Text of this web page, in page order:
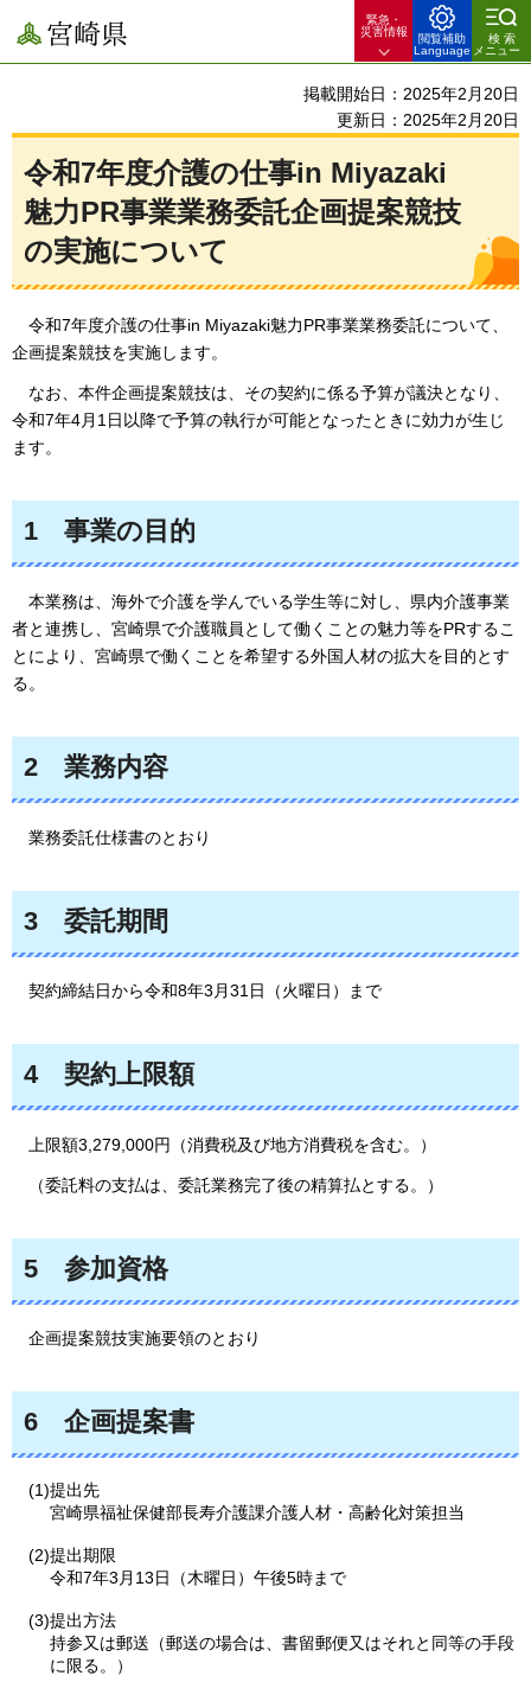
宮崎県
緊急・
災害情報
閲覧補助
Language
検索
メニュー
掲載開始日：2025年2月20日
更新日：2025年2月20日
令和7年度介護の仕事in Miyazaki
魅力PR事業業務委託企画提案競技
の実施について
令和7年度介護の仕事in Miyazaki魅力PR事業業務委託について、
企画提案競技を実施します。
なお、 本件企画提案競技は、その契約に係る予算が議決となり、
令和7年4月1日以降で予算の執行が可能となったときに効力が生じ
ます。
1 事業の目的
本業務は、海外で介護を学んでいる学生等に対し、県内介護事業
者と連携し、宮崎県で介護職員として働くことの魅力等をPRするこ
とにより、宮崎県で働くことを希望する外国人材の拡大を目的とす
る。
2 業務内容
業務委託仕様書のとおり
3 委託期間
契約締結日から令和8年3月31日（火曜日）まで
4 契約上限額
上限額3 ,279,000円（消費税及び地方消費税を含む。）
（委託料の支払は、委託業務完了後の精算払とする。）
5 参加資格
企画提案競技実施要領のとおり
6 企画提案書
(1)提出先
宮崎県福祉保健部長寿介護課介護人材・高齢化対策担当
(2)提出期限
令和7年3月13日（木曜日）午後5時まで
(3)提出方法
持参又は郵送（郵送の場合は、書留郵便又はそれと同等の手段
に限る。）